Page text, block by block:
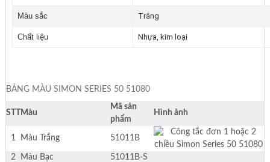
Màu sắc Trắng
Chất liệu Nhựa, kim loại
BẢNG MÀU SIMON SERIES 50 51080
STTMàu
Mã sản
phẩm
Hình ảnh
1 Màu Trắng 51011B
2 Màu Bạc 51011B-S